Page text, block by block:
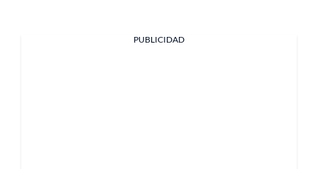
PUBLICIDAD